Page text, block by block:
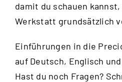
damit du schauen
Werkstatt grundsätzlich
Einführungen in die
auf Deutsch, Englisch
Hast du noch Fragen?